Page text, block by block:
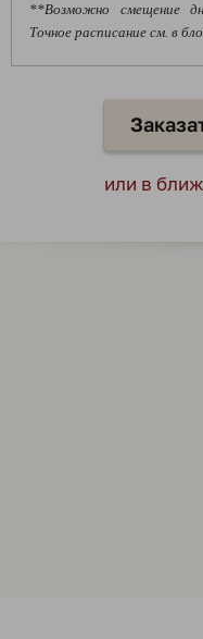
**Возможно смещение
Точное расписание см. в
или в